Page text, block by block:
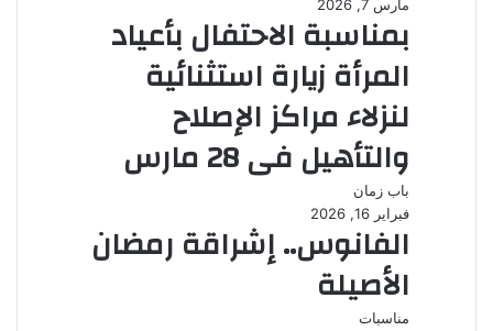
مارس 7, 2026
بمناسبة الاحتفال بأعياد
المرأة زيارة استثنائية
لنزلاء مراكز الإصلاح
والتأهيل فى 28 مارس
باب زمان
فبراير 16, 2026
الفانوس.. إشراقة رمضان
الأصيلة
مناسبات